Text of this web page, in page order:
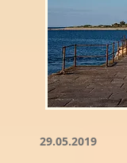
29.05.2019